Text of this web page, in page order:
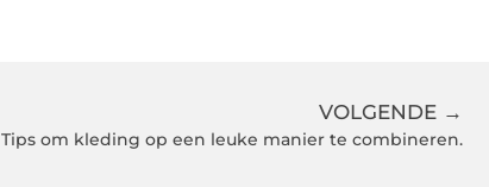
VOLGENDE →
Tips om kleding op een leuke manier te combineren.